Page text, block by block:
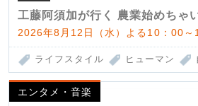
工藤阿須加が行く 農業始めちゃ
2026年8月12日（水）よる10：00～
ライフスタイル ヒューマン
エンタメ・音楽